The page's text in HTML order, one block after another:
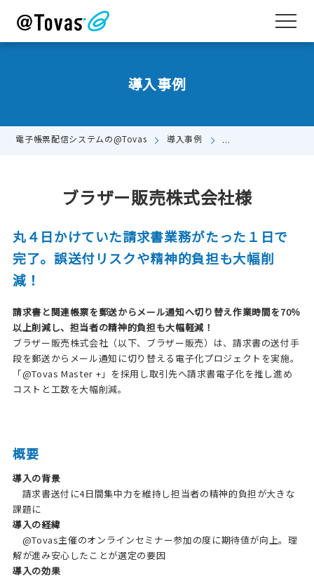
導入事例
電子帳票配信システムの@Tovas 導入事例
ブラザー販売株式会社様
丸４日かけていた請求書業務がたった１日で
完了。誤送付リスクや精神的負担も大幅削
減！
請求書と関連帳票を郵送からメール通知へ切り替え作業時間を70％
以上削減し、担当者の精神的負担も大幅軽減！
ブラザー販売株式会社（以下、ブラザー販売）は、請求書の送付手
段を郵送からメール通知に切り替える電子化プロジェクトを実施。
「@Tovas Master +」を採用し取引先へ請求書電子化を推し進め
コストと工数を大幅削減。
概要
導入の背景
請求書送付に4日間集中力を維持し担当者の精神的負担が大きな
課題に
導入の経緯
@Tovas主催のオンラインセミナー参加の度に期待値が向上。理
解が進み安心したことが選定の要因
導入の効果